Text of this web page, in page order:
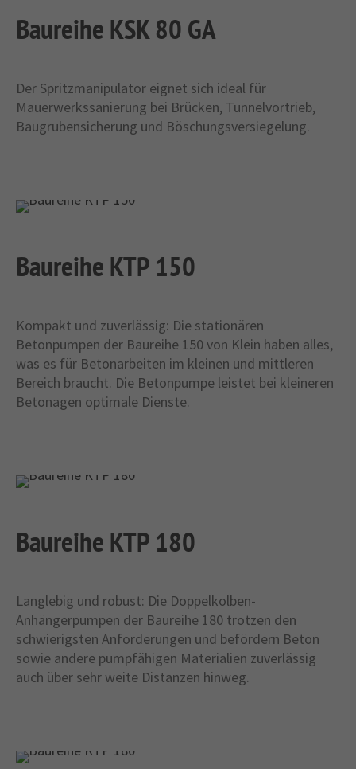
Baureihe KSK 80 GA
Der Spritzmanipulator eignet sich ideal für
Mauerwerkssanierung bei Brücken, Tunnelvortrieb,
Baugrubensicherung und Böschungsversiegelung.
Baureihe KTP 150
Kompakt und zuverlässig: Die stationären
Betonpumpen der Baureihe 150 von Klein haben alles,
was es für Betonarbeiten im kleinen und mittleren
Bereich braucht. Die Betonpumpe leistet bei kleineren
Betonagen optimale Dienste.
Baureihe KTP 180
Langlebig und robust: Die Doppelkolben-
Anhängerpumpen der Baureihe 180 trotzen den
schwierigsten Anforderungen und befördern Beton
sowie andere pumpfähigen Materialien zuverlässig
auch über sehr weite Distanzen hinweg.